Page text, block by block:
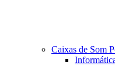
Caixas de Som